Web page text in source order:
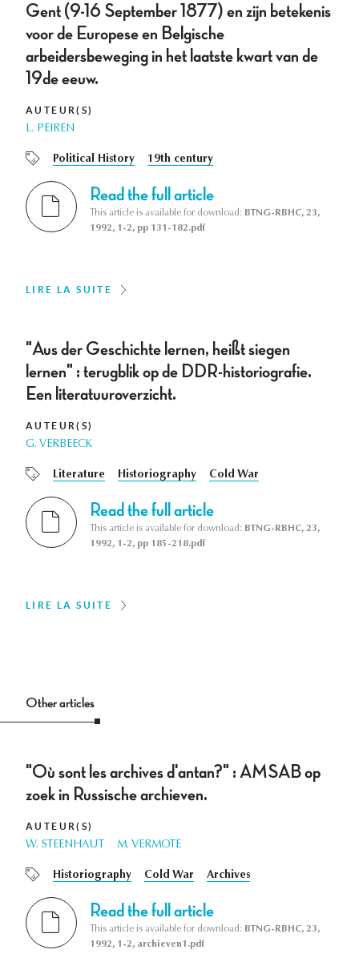
Gent (9-16 September 1877) en zijn betekenis
voor de Europese en Belgische
arbeidersbeweging in het laatste kwart van de
19de eeuw.
AUTEUR(S)
L. PEIREN
Political History 19th century
Read the full article
This article is available for download: BTNG-RBHC, 23,
1992, 1-2, pp 131-182.pdf
LIRE LA SUITE
"Aus der Geschichte lernen, heißt siegen
lernen" : terugblik op de DDR-historiografie.
Een literatuuroverzicht.
AUTEUR(S)
G. VERBEECK
Literature Historiography Cold War
Read the full article
This article is available for download: BTNG-RBHC, 23,
1992, 1-2, pp 185-218.pdf
LIRE LA SUITE
Other articles
"Où sont les archives d'antan?" : AMSAB op
zoek in Russische archieven.
AUTEUR(S)
W. STEENHAUT M. VERMOTE
Historiography Cold War Archives
Read the full article
This article is available for download: BTNG-RBHC, 23,
1992, 1-2, archieven1.pdf